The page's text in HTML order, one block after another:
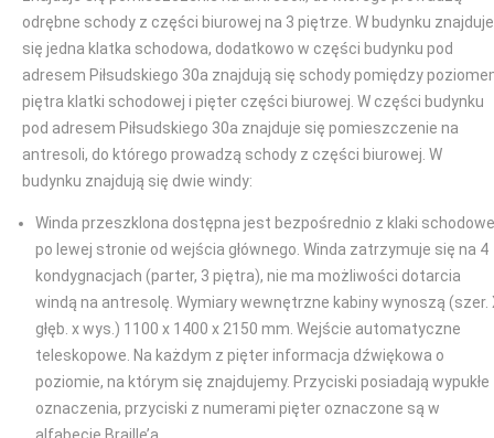
odrębne schody z części biurowej na 3 piętrze. W budynku znajduje
się jedna klatka schodowa, dodatkowo w części budynku pod
adresem Piłsudskiego 30a znajdują się schody pomiędzy
piętra klatki schodowej i pięter części biurowej. W części budynku
pod adresem Piłsudskiego 30a znajduje się pomieszczenie na
antresoli, do którego prowadzą schody z części biurowej. W
budynku znajdują się dwie windy:
Winda przeszklona dostępna jest bezpośrednio z klaki
po lewej stronie od wejścia głównego. Winda zatrzymuje się na 4
kondygnacjach (parter, 3 piętra), nie ma możliwości dotarcia
windą na antresolę. Wymiary wewnętrzne kabiny wynoszą (szer.
głęb. x wys.) 1100 x 1400 x 2150 mm. Wejście automatyczne
teleskopowe. Na każdym z pięter informacja dźwiękowa o
poziomie, na którym się znajdujemy. Przyciski posiadają wypukłe
oznaczenia, przyciski z numerami pięter oznaczone są w